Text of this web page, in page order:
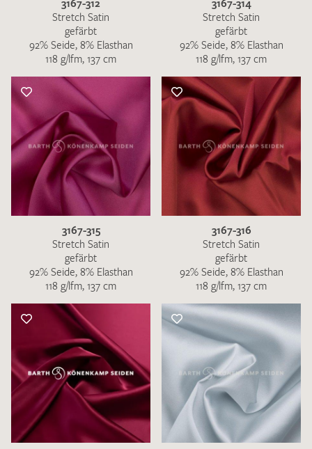
3167-312
Stretch Satin
gefärbt
92% Seide, 8% Elasthan
118 g/lfm, 137 cm
3167-314
Stretch Satin
gefärbt
92% Seide, 8% Elasthan
118 g/lfm, 137 cm
3167-315
Stretch Satin
gefärbt
92% Seide, 8% Elasthan
118 g/lfm, 137 cm
3167-316
Stretch Satin
gefärbt
92% Seide, 8% Elasthan
118 g/lfm, 137 cm